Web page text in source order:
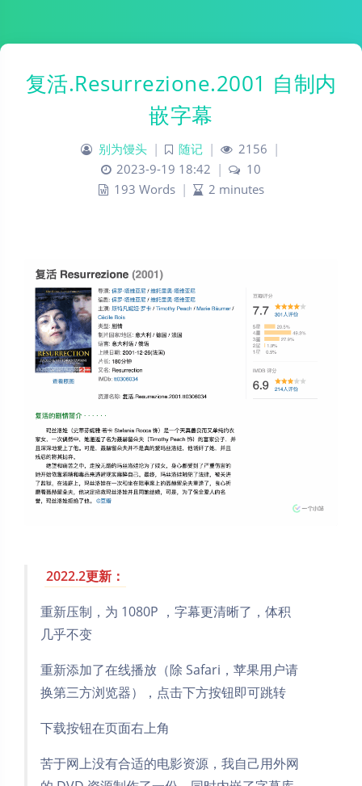
复活.Resurrezione.2001 自制内
嵌字幕
别为馒头 随记 2156
2023-9-19 18:42
10
193 Words
2 minutes
2022.2更新：
重新压制，为 1080P ，字幕更清晰了，体积
几乎不变
重新添加了在线播放（除 Safari，苹果用户请
换第三方浏览器），点击下方按钮即可跳转
下载按钮在页面右上角
苦于网上没有合适的电影资源，我自己用外网